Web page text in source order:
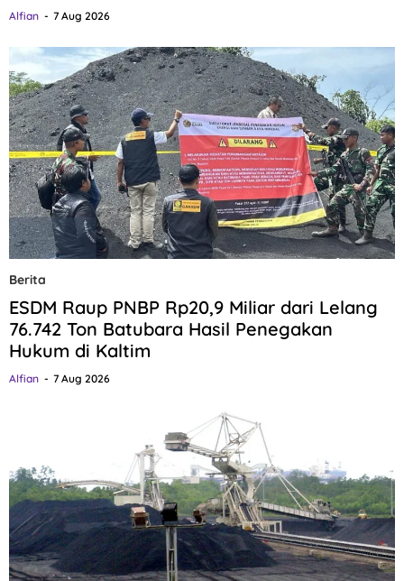
Alfian 7 Aug 2026
Berita
ESDM Raup PNBP Rp20,9 Miliar dari Lelang
76.742 Ton Batubara Hasil Penegakan
Hukum di Kaltim
Alfian 7 Aug 2026